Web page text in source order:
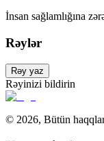
İnsan sağlamlığına
Rəylər
Rəy yaz
Rəyinizi bildirin
© 2026, Bütün